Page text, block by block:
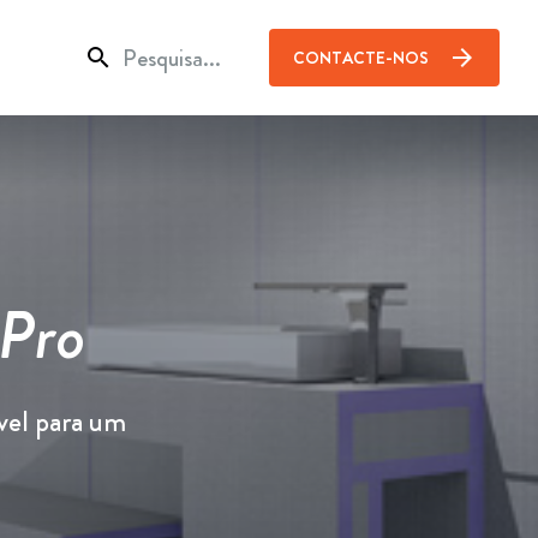
search CONTACTE-NOS arrow_forward
para um